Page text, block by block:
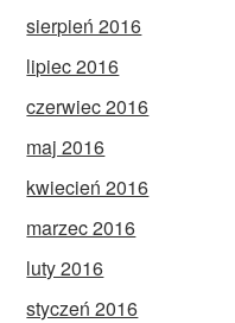
sierpień 2016
lipiec 2016
czerwiec 2016
maj 2016
kwiecień 2016
marzec 2016
luty 2016
styczeń 2016